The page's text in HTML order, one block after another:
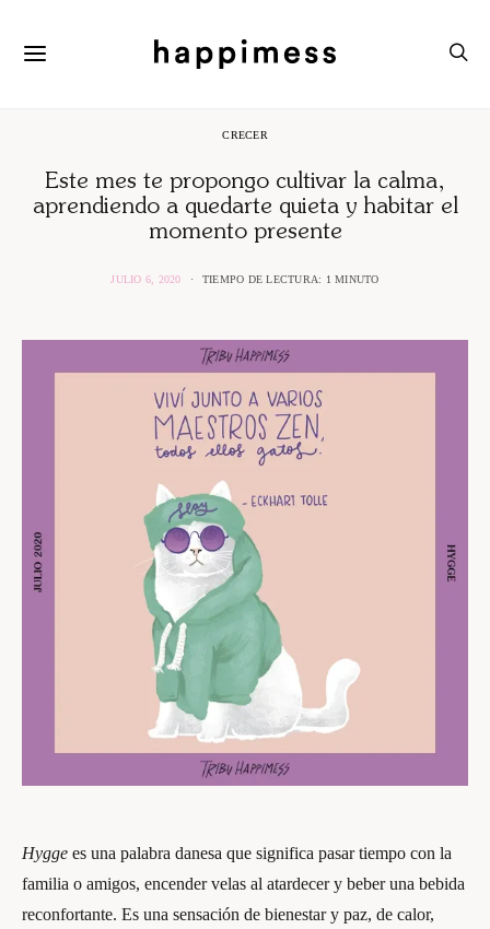
CRECER
Este mes te propongo cultivar la calma,
aprendiendo a quedarte quieta y habitar el
momento presente
JULIO 6, 2020 TIEMPO DE LECTURA: 1 MINUTO
Hygge es una palabra danesa que significa pasar tiempo con la
familia o amigos, encender velas al atardecer y beber una bebida
reconfortante. Es una sensación de bienestar y paz, de calor,